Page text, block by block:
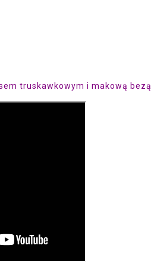
truskawkowym i makową bezą